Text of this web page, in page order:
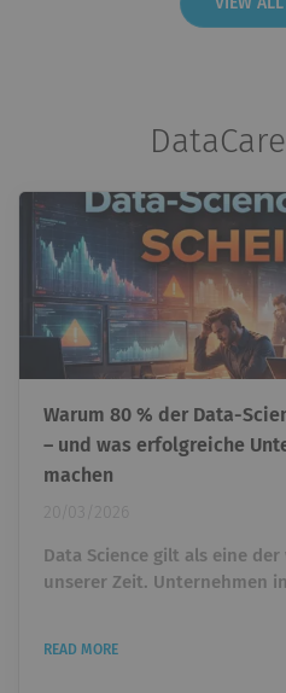
Warum 80 % der Data-
– und was erfolgreiche
machen
Data Science gilt als eine
unserer Zeit. Unternehmen
READ MORE